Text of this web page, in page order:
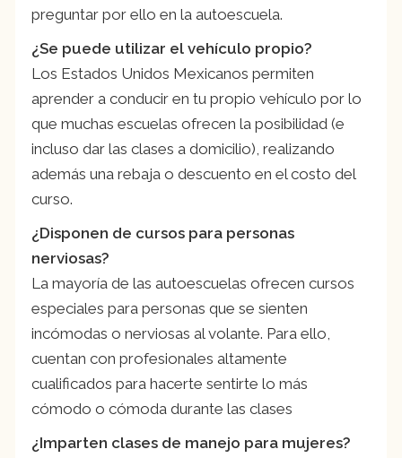
preguntar por ello en la autoescuela.
¿Se puede utilizar el vehículo propio?
Los Estados Unidos Mexicanos permiten
aprender a conducir en tu propio vehículo por lo
que muchas escuelas ofrecen la posibilidad (e
incluso dar las clases a domicilio), realizando
además una rebaja o descuento en el costo del
curso.
¿Disponen de cursos para personas
nerviosas?
La mayoría de las autoescuelas ofrecen cursos
especiales para personas que se sienten
incómodas o nerviosas al volante. Para ello,
cuentan con profesionales altamente
cualificados para hacerte sentirte lo más
cómodo o cómoda durante las clases
¿Imparten clases de manejo para mujeres?